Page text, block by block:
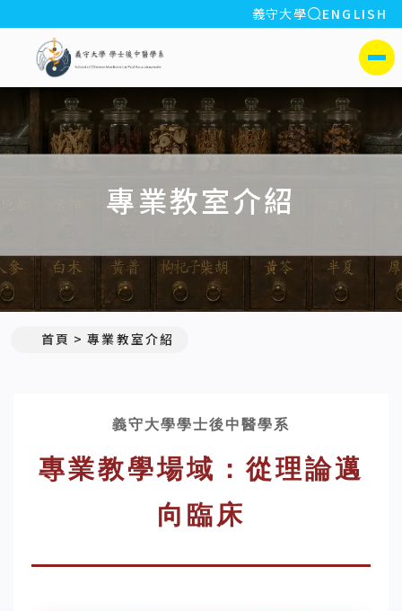
:::
義守大學 全站搜索
ENGLISH
義守大學學士後中醫學系(所)
側選單
專業教室介紹
首頁 專業教室介紹
義守大學學士後中醫學系
專業教學場域：從理論邁
向臨床